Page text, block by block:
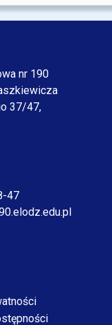
nr 190
37/47,
47